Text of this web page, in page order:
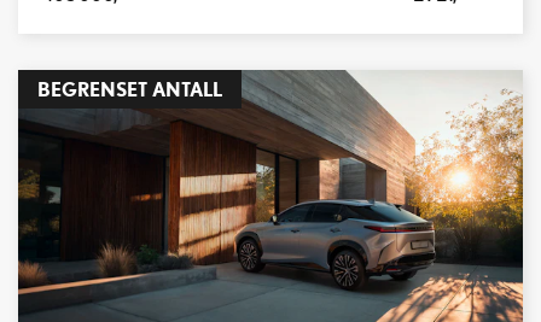
BEGRENSET ANTALL